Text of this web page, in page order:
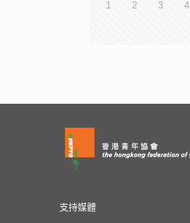
1 2 3 4
支持媒體